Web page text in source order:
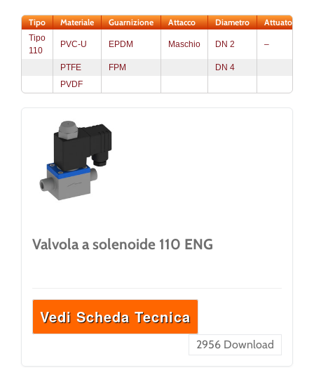
Tipo Materiale Guarnizione Attacco Diametro Attuatore
Tipo
110
PVC-U EPDM Maschio DN 2 –
PTFE FPM
DN 4
PVDF
Valvola a solenoide 110 ENG
Vedi Scheda Tecnica
2956 Download